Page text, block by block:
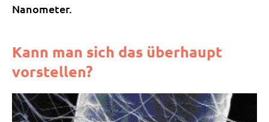
Nanometer.
Kann man sich das überhaupt
vorstellen?